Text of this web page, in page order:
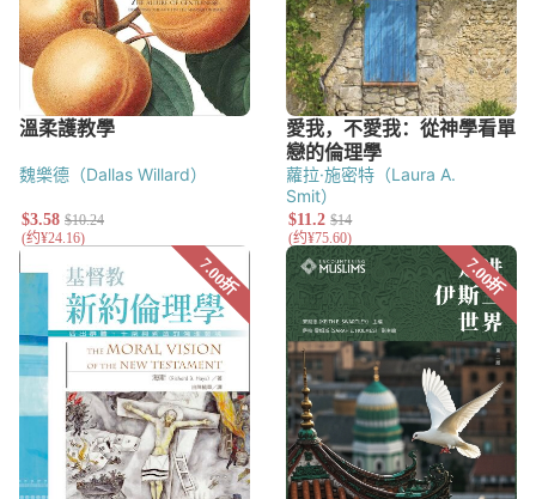
魏樂德（Dallas Willard）
蘿拉·施密特（Laura A.
Smit）